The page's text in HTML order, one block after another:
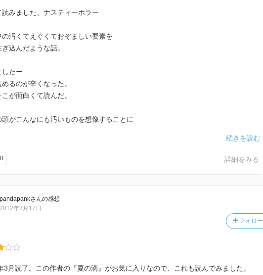
読みました、ナスティーホラー
の汚くてえぐくておぞましい要素を
込んだような話。
したー
るのが辛くなった。
が面白くて読んだ。
頭がこんなにも汚いものを想像することに
う形のホラーも結構いいかもと
してはちょっと完成度が低い気が。
成度が高かったとしても
もおもしろかった。
0 詳細をみる
pandapankさんの感想
フォロー
2012年3月17日
3月読了。この作者の『夏の滴』がお気に入りなので、これも読んでみました。